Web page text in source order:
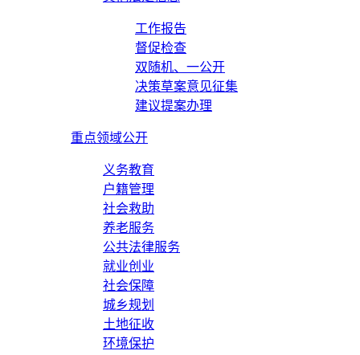
工作报告
督促检查
双随机、一公开
决策草案意见征集
建议提案办理
重点领域公开
义务教育
户籍管理
社会救助
养老服务
公共法律服务
就业创业
社会保障
城乡规划
土地征收
环境保护